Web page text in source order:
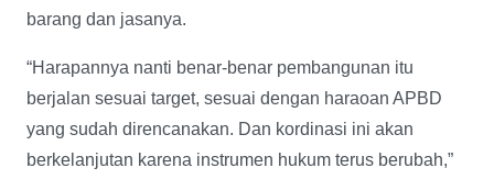
barang dan jasanya.
“Harapannya nanti benar-benar pembangunan itu
berjalan sesuai target, sesuai dengan haraoan APBD
yang sudah direncanakan. Dan kordinasi ini akan
berkelanjutan karena instrumen hukum terus berubah,”